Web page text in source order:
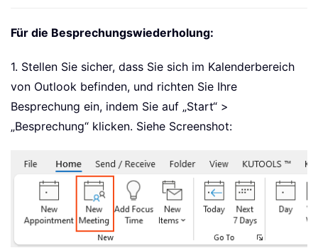
Für die Besprechungswiederholung:
1. Stellen Sie sicher, dass Sie sich im Kalenderbereich
von Outlook befinden, und richten Sie Ihre
Besprechung ein, indem Sie auf „Start“ >
„Besprechung“ klicken. Siehe Screenshot: